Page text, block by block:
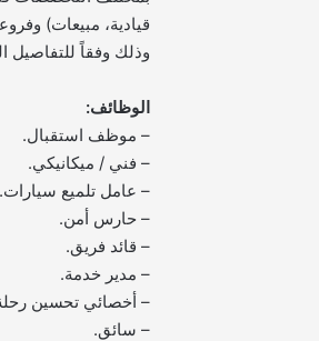
قيادية، مبيعات)
وذلك وفقاً للتفاصيل
الوظائف:
– موظف استقبال.
– فني / ميكانيكي.
– عامل تلميع سيارات.
– حارس أمن.
– قائد فريق.
– مدير خدمة.
– أخصائي تحسين
– سائق.